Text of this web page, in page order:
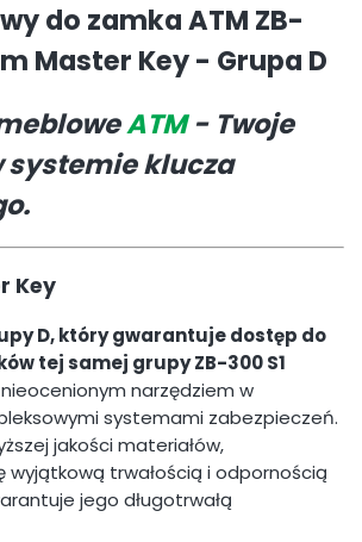
do zamka ATM ZB-
Master Key - Grupa D
ATM- Twoje
systemie klucza
Key
D, który gwarantuje dostęp do
tej samej grupy ZB-300 S1
narzędziem w
systemami zabezpieczeń.
jakości materiałów,
wyjątkową trwałością i odpornością
jego długotrwałą